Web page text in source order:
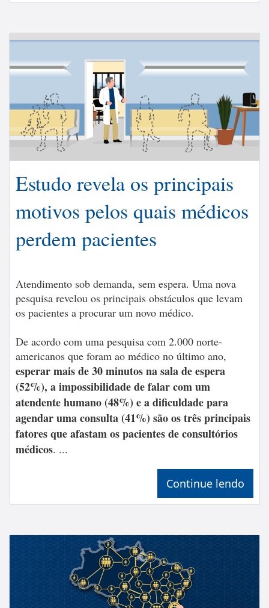
Estudo revela os principais
motivos pelos quais médicos
perdem pacientes
Atendimento sob demanda, sem espera. Uma nova
pesquisa revelou os principais obstáculos que levam
os pacientes a procurar um novo médico.
De acordo com uma pesquisa com 2.000 norte-
americanos que foram ao médico no último ano,
esperar mais de 30 minutos na sala de espera
(52%), a impossibilidade de falar com um
atendente humano (48%) e a dificuldade para
agendar uma consulta (41%) são os três principais
fatores que afastam os pacientes de consultórios
médicos. ...
Continue lendo